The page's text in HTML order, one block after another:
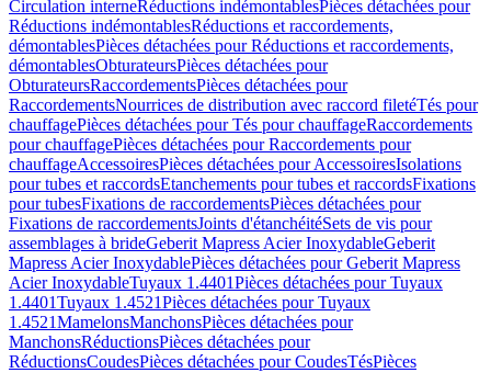
Circulation interneRéductions indémontablesPièces détachées pour
Réductions indémontablesRéductions et raccordements,
démontablesPièces détachées pour Réductions et raccordements,
démontablesObturateursPièces détachées pour
ObturateursRaccordementsPièces détachées pour
RaccordementsNourrices de distribution avec raccord filetéTés pour
chauffagePièces détachées pour Tés pour chauffageRaccordements
pour chauffagePièces détachées pour Raccordements pour
chauffageAccessoiresPièces détachées pour AccessoiresIsolations
pour tubes et raccordsEtanchements pour tubes et raccordsFixations
pour tubesFixations de raccordementsPièces détachées pour
Fixations de raccordementsJoints d'étanchéitéSets de vis pour
assemblages à brideGeberit Mapress Acier InoxydableGeberit
Mapress Acier InoxydablePièces détachées pour Geberit Mapress
Acier InoxydableTuyaux 1.4401Pièces détachées pour Tuyaux
1.4401Tuyaux 1.4521Pièces détachées pour Tuyaux
1.4521MamelonsManchonsPièces détachées pour
ManchonsRéductionsPièces détachées pour
RéductionsCoudesPièces détachées pour CoudesTésPièces